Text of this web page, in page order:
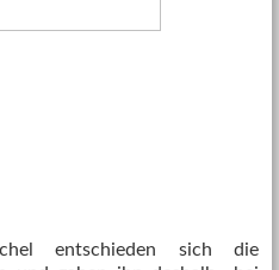
entschieden sich die